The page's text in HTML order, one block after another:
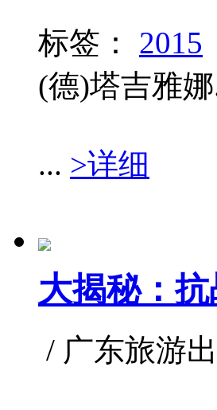
标签： 2015
(德)塔吉雅
... >详细
大揭秘：
/ 广东旅游